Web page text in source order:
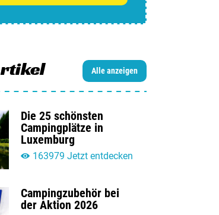
Alle anzeigen
Die 25 schönsten
Campingplätze in
Luxemburg
163979 Jetzt entdecken
Campingzubehör bei
der Aktion 2026